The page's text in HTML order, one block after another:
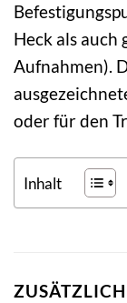
Heck als auch
Aufnahmen).
oder für den
Inhalt